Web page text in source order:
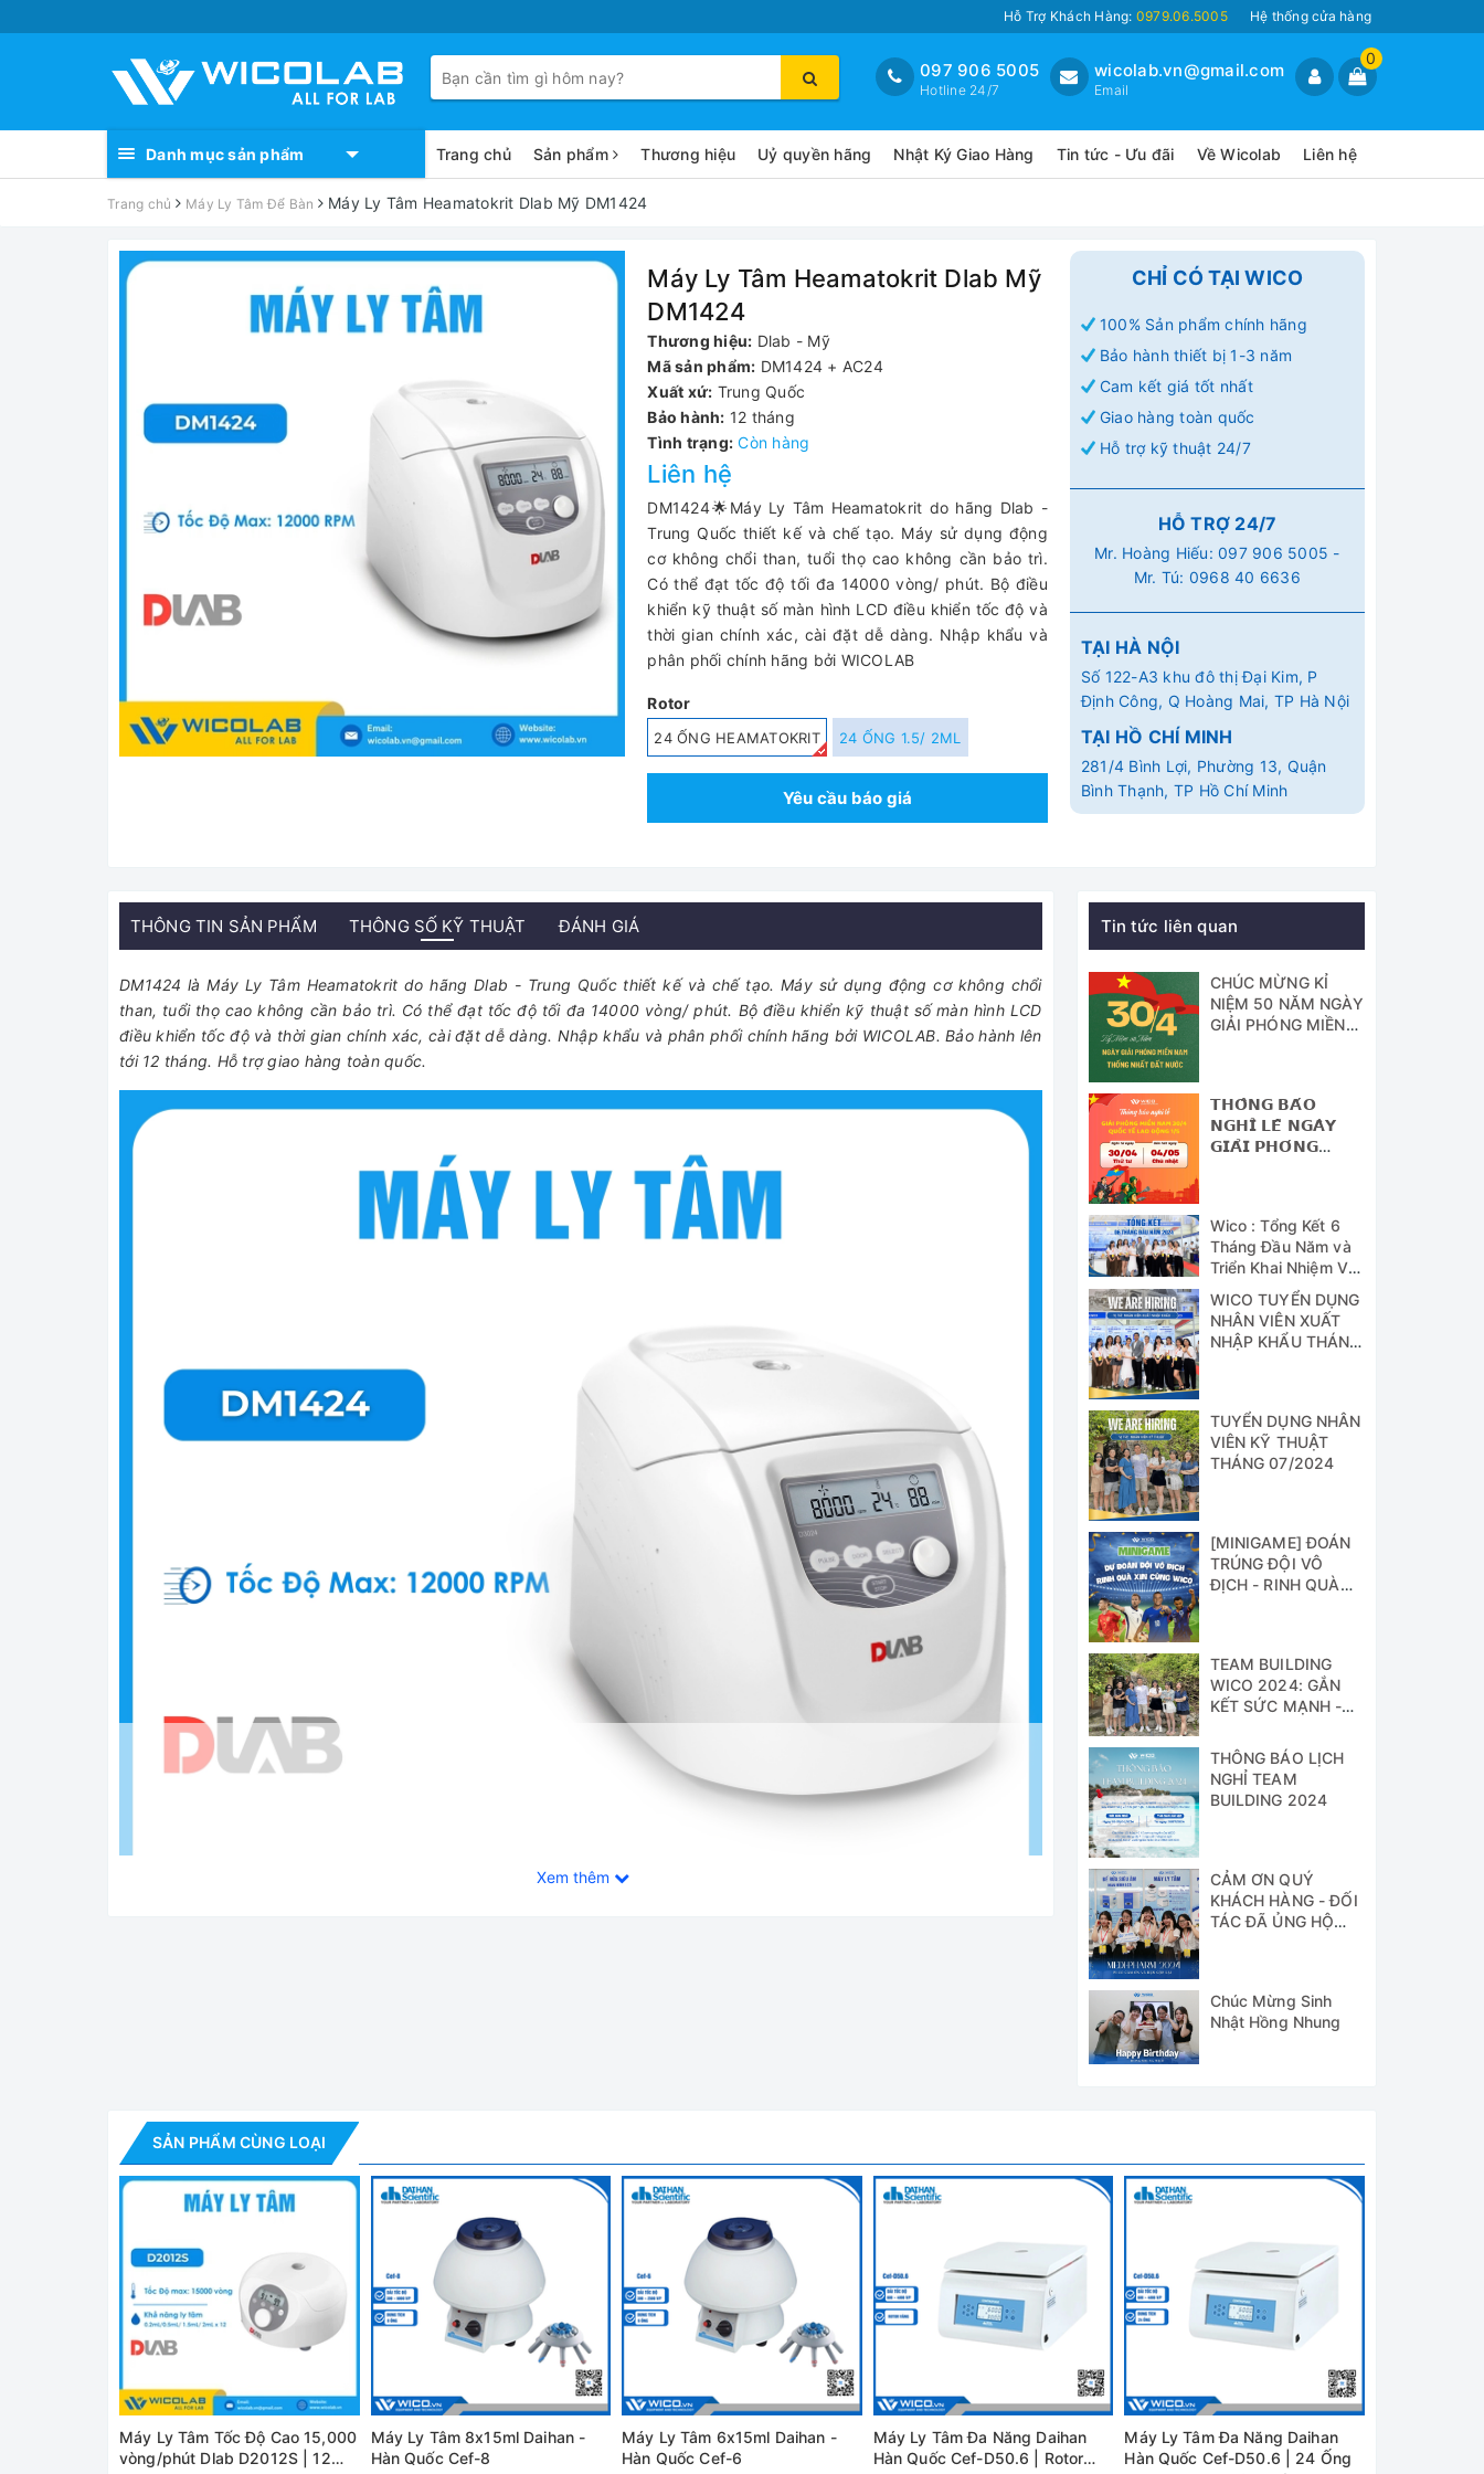
Hỗ Trợ Khách Hàng: 0979.06.5005 Hệ thống cửa hàng
0
wicolab.vn@gmail.com
Email
097 906 5005
Hotline 24/7
Danh mục sản phẩm Trang chủ Sản phẩm Thương hiệu Uỷ quyền hãng Nhật Ký Giao Hàng Tin tức - Ưu đãi Về Wicolab Liên hệ
Trang chủ Máy Ly Tâm Để Bàn Máy Ly Tâm Heamatokrit Dlab Mỹ DM1424
Máy Ly Tâm Heamatokrit Dlab Mỹ
DM1424
Thương hiệu: Dlab - Mỹ
Mã sản phẩm: DM1424 + AC24
Xuất xứ: Trung Quốc
Bảo hành: 12 tháng
Tình trạng: Còn hàng
Liên hệ
DM1424🌟Máy Ly Tâm Heamatokrit do hãng Dlab -
Trung Quốc thiết kế và chế tạo. Máy sử dụng động
cơ không chổi than, tuổi thọ cao không cần bảo trì.
Có thể đạt tốc độ tối đa 14000 vòng/ phút. Bộ điều
khiển kỹ thuật số màn hình LCD điều khiển tốc độ và
thời gian chính xác, cài đặt dễ dàng. Nhập khẩu và
phân phối chính hãng bởi WICOLAB
Rotor
24 ỐNG HEAMATOKRIT 24 ỐNG 1.5/ 2ML
Yêu cầu báo giá
CHỈ CÓ TẠI WICO
100% Sản phẩm chính hãng
Bảo hành thiết bị 1-3 năm
Cam kết giá tốt nhất
Giao hàng toàn quốc
Hỗ trợ kỹ thuật 24/7
HỖ TRỢ 24/7
Mr. Hoàng Hiếu:097 906 5005 -
Mr. Tú: 0968 40 6636
TẠI HÀ NỘI
Số 122-A3 khu đô thị Đại Kim, P
Định Công, Q Hoàng Mai, TP Hà Nội
TẠI HỒ CHÍ MINH
281/4 Bình Lợi, Phường 13, Quận
Bình Thạnh, TP Hồ Chí Minh
THÔNG TIN SẢN PHẨM THÔNG SỐ KỸ THUẬT ĐÁNH GIÁ
DM1424 là Máy Ly Tâm Heamatokrit do hãng Dlab - Trung Quốc thiết kế và chế tạo. Máy sử dụng động cơ không chổi
than, tuổi thọ cao không cần bảo trì. Có thể đạt tốc độ tối đa 14000 vòng/ phút. Bộ điều khiển kỹ thuật số màn hình LCD
điều khiển tốc độ và thời gian chính xác, cài đặt dễ dàng. Nhập khẩu và phân phối chính hãng bởi WICOLAB. Bảo hành lên
tới 12 tháng. Hỗ trợ giao hàng toàn quốc.
- Máy sử dụng động cơ không chổi than, tuổi thọ cao không cần bảo trì. Có thể đạt tốc độ tối đa 14000 vòng/ phút.
- Bộ điều khiển kỹ thuật số màn hình LCD điều khiển tốc độ và thời gian chính xác, cài đặt dễ dàng.
- Chức năng Pulse operation: Nhấn giữ để chạy nhanh chóng và dễ dàng.
- Hematocrit rotor: tối đa 24 ống, tốc độ 12000 rpm. Ngoài ra khách hàng có thể lựa chọn thêm rotor 24 ống 1.5/ 2.0ml.
Thông số kỹ thuật
200-14000 vòng/ phút
Bước tăng 10 vòng/ phút
Xem thêm
Tin tức liên quan
CHÚC MỪNG KỈ
NIỆM 50 NĂM NGÀY
GIẢI PHÓNG MIỀN
𝗧𝗛𝗢̂𝗡𝗚 𝗕𝗔́𝗢
𝗡𝗚𝗛𝗜̉ 𝗟𝗘̂̃ 𝗡𝗚𝗔̀𝗬
𝗚𝗜𝗔̉𝗜 𝗣𝗛𝗢́𝗡𝗚
(𝟭/𝟱)
Wico : Tổng Kết 6
Tháng Đầu Năm và
Triển Khai Nhiệm Vụ
Công Tác 6 Tháng
Cuối Năm 2024
WICO TUYỂN DỤNG
NHÂN VIÊN XUẤT
NHẬP KHẨU THÁNG
TUYỂN DỤNG NHÂN
VIÊN KỸ THUẬT
THÁNG 07/2024
[MINIGAME] ĐOÁN
TRÚNG ĐỘI VÔ
ĐỊCH - RINH QUÀ
TEAM BUILDING
WICO 2024: GẮN
KẾT SỨC MẠNH -
THÀNH CÔNG
THÔNG BÁO LỊCH
NGHỈ TEAM
BUILDING 2024
CẢM ƠN QUÝ
KHÁCH HÀNG - ĐỐI
TÁC ĐÃ ỦNG HỘ
Chúc Mừng Sinh
Nhật Hồng Nhung
SẢN PHẨM CÙNG LOẠI
Máy Ly Tâm Tốc Độ Cao 15,000
vòng/phút Dlab D2012S | 12
Máy Ly Tâm 8x15ml Daihan -
Hàn Quốc Cef-8
Máy Ly Tâm 6x15ml Daihan -
Hàn Quốc Cef-6
Máy Ly Tâm Đa Năng Daihan
Hàn Quốc Cef-D50.6 | Rotor
Máy Ly Tâm Đa Năng Daihan
Hàn Quốc Cef-D50.6 | 24 Ống